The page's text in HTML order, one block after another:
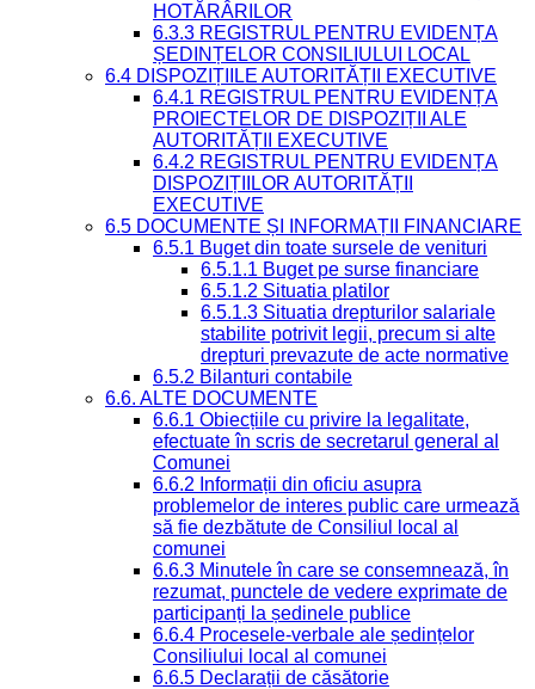
HOTĂRÂRILOR
6.3.3 REGISTRUL PENTRU EVIDENȚA
ȘEDINȚELOR CONSILIULUI LOCAL
6.4 DISPOZIȚIILE AUTORITĂȚII EXECUTIVE
6.4.1 REGISTRUL PENTRU EVIDENȚA
PROIECTELOR DE DISPOZIȚII ALE
AUTORITĂȚII EXECUTIVE
6.4.2 REGISTRUL PENTRU EVIDENȚA
DISPOZIȚIILOR AUTORITĂȚII
EXECUTIVE
6.5 DOCUMENTE ȘI INFORMAȚII FINANCIARE
6.5.1 Buget din toate sursele de venituri
6.5.1.1 Buget pe surse financiare
6.5.1.2 Situatia platilor
6.5.1.3 Situatia drepturilor salariale
stabilite potrivit legii, precum si alte
drepturi prevazute de acte normative
6.5.2 Bilanturi contabile
6.6. ALTE DOCUMENTE
6.6.1 Obiecțiile cu privire la legalitate,
efectuate în scris de secretarul general al
Comunei
6.6.2 Informații din oficiu asupra
problemelor de interes public care urmează
să fie dezbătute de Consiliul local al
comunei
6.6.3 Minutele în care se consemnează, în
rezumat, punctele de vedere exprimate de
participanți la ședinele publice
6.6.4 Procesele-verbale ale ședințelor
Consiliului local al comunei
6.6.5 Declarații de căsătorie